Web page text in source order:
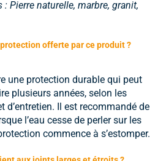
Pierre naturelle, marbre, granit,
offerte par ce produit ?
une protection durable qui peut
plusieurs années, selon les
d’entretien. Il est recommandé de
l’eau cesse de perler sur les
commence à s’estomper.